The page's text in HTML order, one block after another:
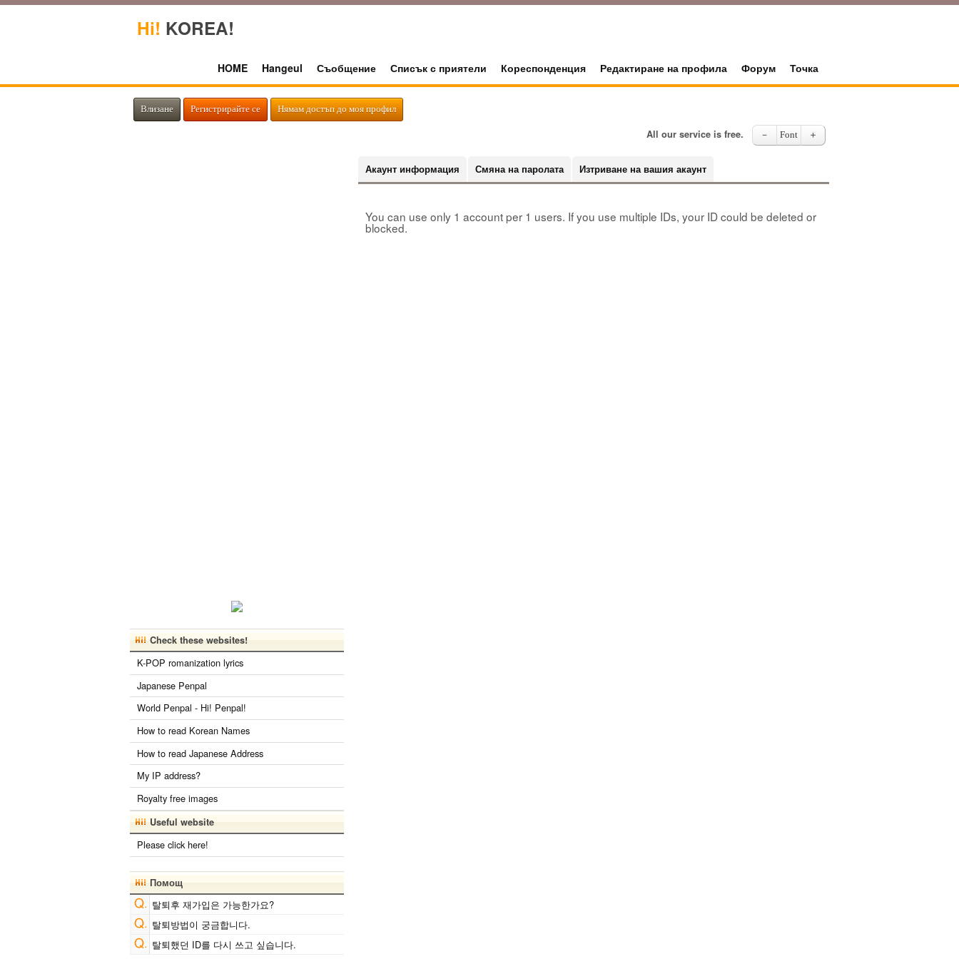
Hi! KOREA!
HOME Hangeul Съобщение Списък с приятели Кореспонденция Редактиране на профила Форум Точка
Влизане Регистрирайте се Нямам достъп до моя профил
All our service is free. － Font ＋
Акаунт информация Смяна на паролата Изтриване на вашия акаунт
You can use only 1 account per 1 users. If you use multiple IDs, your ID could be deleted or
blocked.
Check these websites!
K-POP romanization lyrics
Japanese Penpal
World Penpal - Hi! Penpal!
How to read Korean Names
How to read Japanese Address
My IP address?
Royalty free images
Useful website
Please click here!
Помощ
탈퇴후 재가입은 가능한가요?
탈퇴방법이 궁금합니다.
탈퇴했던 ID를 다시 쓰고 싶습니다.